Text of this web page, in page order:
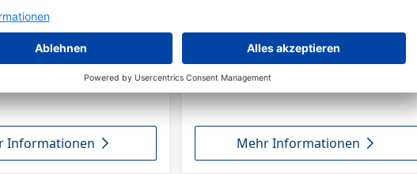
Informationen Mehr Informationen